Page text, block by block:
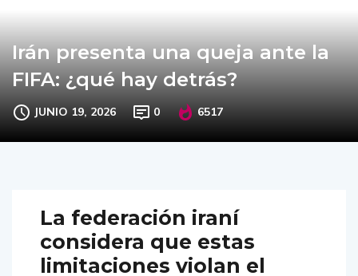
Irán presenta una queja ante la
FIFA: ¿qué hay detrás?
JUNIO 19, 2026 0 6517
La federación iraní
considera que estas
limitaciones violan el